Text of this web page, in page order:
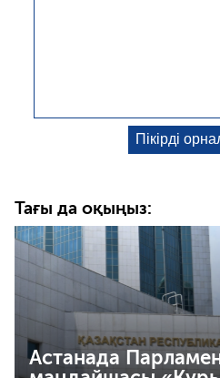
Тағы да оқыңыз:
Астанада